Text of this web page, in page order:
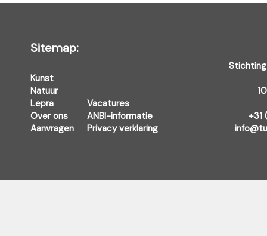
Sitemap:
Kunst
Natuur
Lepra
Over ons
Aanvragen
Vacatures
ANBI-informatie
Privacy verklaring
Stichting